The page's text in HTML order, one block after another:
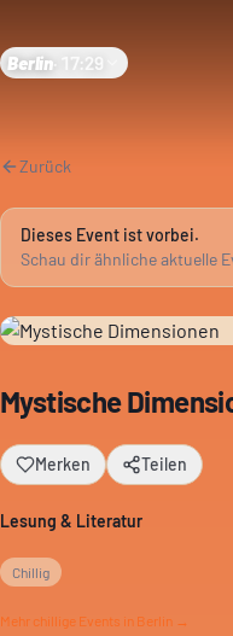
Berlin 17:29
Zurück
Dieses Event ist vorbei.
Schau dir ähnliche aktuelle
Mystische
Merken Teilen
Lesung & Literatur
Chillig
Mehr chillige Events in Berlin →